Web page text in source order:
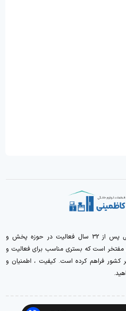
فروشگاه قطعات برودتی کاظمینی پس از 32 سال فعالیت در حوزه پخش و
است که بستری مناسب برای فعالیت و
کشور فراهم کرده است. کیفیت ، اطمنیان و